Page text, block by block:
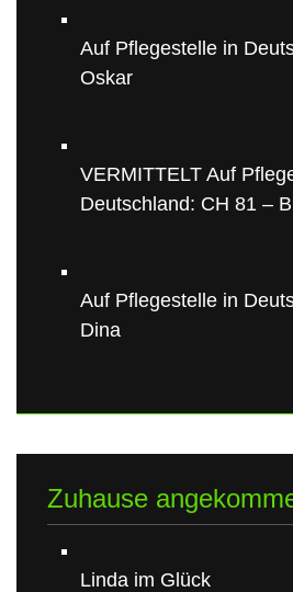
Auf Pflegestelle in
Oskar
VERMITTELT Auf
Deutschland: CH 81 –
Auf Pflegestelle in
Dina
Zuhause
Linda im Glück